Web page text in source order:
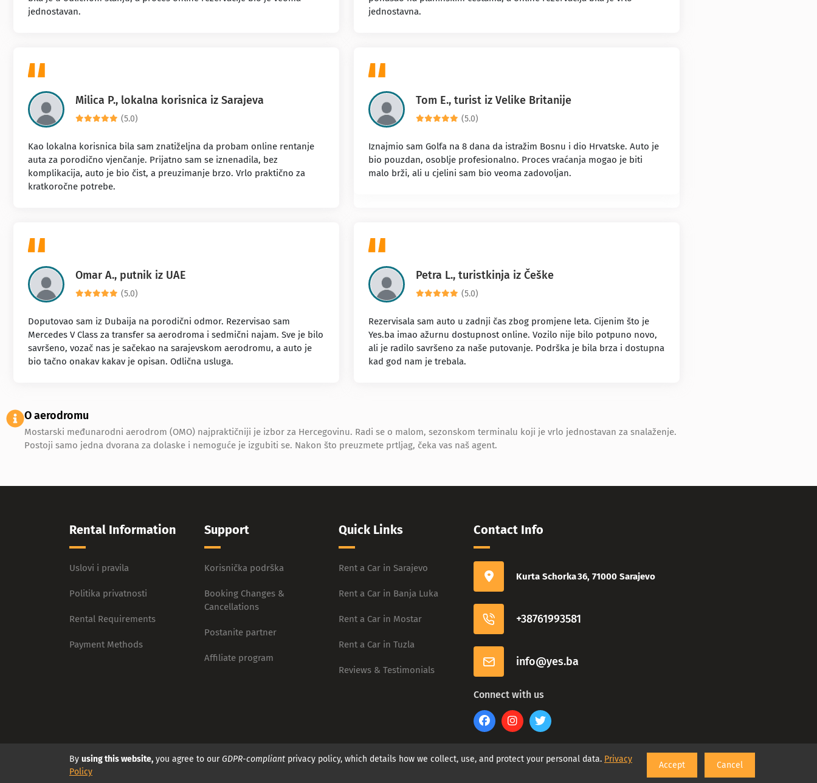
jednostavan.
jednostavna.
Milica P., lokalna korisnica iz Sarajeva
(5.0)
Kao lokalna korisnica bila sam znatiželjna da probam online rentanje
auta za porodično vjenčanje. Prijatno sam se iznenadila, bez
komplikacija, auto je bio čist, a preuzimanje brzo. Vrlo praktično za
kratkoročne potrebe.
Tom E., turist iz Velike Britanije
(5.0)
Iznajmio sam Golfa na 8 dana da istražim Bosnu i dio Hrvatske. Auto je
bio pouzdan, osoblje profesionalno. Proces vraćanja mogao je biti
malo brži, ali u cjelini sam bio veoma zadovoljan.
Omar A., putnik iz UAE
(5.0)
Doputovao sam iz Dubaija na porodični odmor. Rezervisao sam
Mercedes V Class za transfer sa aerodroma i sedmični najam. Sve je bilo
savršeno, vozač nas je sačekao na sarajevskom aerodromu, a auto je
bio tačno onakav kakav je opisan. Odlična usluga.
Petra L., turistkinja iz Češke
(5.0)
Rezervisala sam auto u zadnji čas zbog promjene leta. Cijenim što je
Yes.ba imao ažurnu dostupnost online. Vozilo nije bilo potpuno novo,
ali je radilo savršeno za naše putovanje. Podrška je bila brza i dostupna
kad god nam je trebala.
O aerodromu
Mostarski međunarodni aerodrom (OMO) najpraktičniji je izbor za Hercegovinu. Radi se o malom, sezonskom terminalu koji je vrlo jednostavan za snalaženje.
Postoji samo jedna dvorana za dolaske i nemoguće je izgubiti se. Nakon što preuzmete prtljag, čeka vas naš agent.
Rental Information
Uslovi i pravila
Politika privatnosti
Rental Requirements
Payment Methods
Support
Korisnička podrška
Booking Changes &
Cancellations
Postanite partner
Affiliate program
Quick Links
Rent a Car in Sarajevo
Rent a Car in Banja Luka
Rent a Car in Mostar
Rent a Car in Tuzla
Reviews & Testimonials
Contact Info
Kurta Schorka 36, 71000 Sarajevo
+38761993581
info@yes.ba
Connect with us
By using this website, you agree to our GDPR-compliant privacy policy, which details how we collect, use, and protect your personal data. Privacy
Policy
Accept Cancel